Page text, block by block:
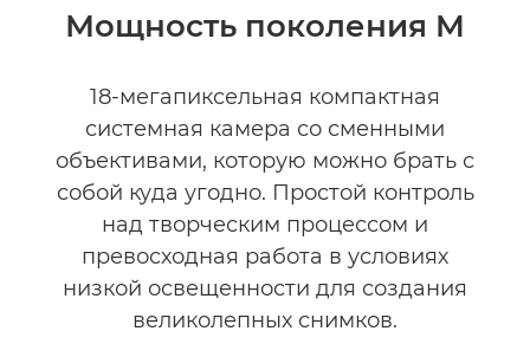
Общая информация
Мощность поколения M
18-мегапиксельная компактная
системная камера со сменными
объективами, которую можно брать с
собой куда угодно. Простой контроль
над творческим процессом и
превосходная работа в условиях
низкой освещенности для создания
великолепных снимков.